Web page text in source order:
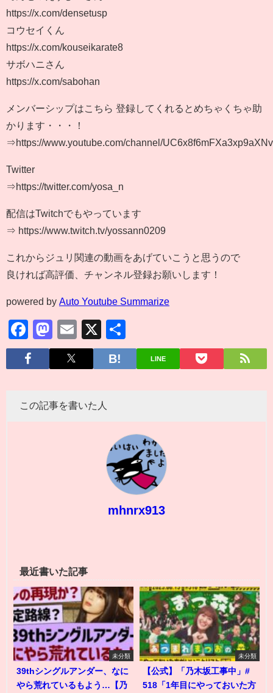
https://x.com/densetusp
コウセイくん
https://x.com/kouseikarate8
サボハニさん
https://x.com/sabohan
メンバーシップはこちら 登録してくれるとめちゃくちゃ助
かります・・・！
⇒https://www.youtube.com/channel/
Twitter
⇒https://twitter.com/yosa_n
配信はTwitchでもやっています
⇒ https://www.twitch.tv/yossann0209
これからジュリ関連の動画をあげていこうと思うので
良ければ高評価、チャンネル登録お願いします！
powered by Auto Youtube Summarize
Facebook
Mastodon
Email
X
有
LINE
この記事を書いた人
mhnrx913
最近書いた記事
未分類
39thシングルアンダー、なに
やら荒れているもよう…【乃
未分類
【公式】「乃木坂工事中」#
518「1年目にやっておいた方